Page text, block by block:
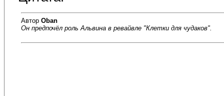
Автор Oban
Он предпочёл роль Альвина в ревайвле "Клетки для чудаков".